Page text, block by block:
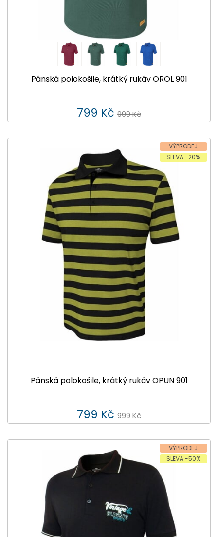
Pánská polokošile, krátký rukáv OROL 901
799 Kč 999 Kč
VÝPRODEJ
SLEVA -20%
Pánská polokošile, krátký rukáv OPUN 901
799 Kč 999 Kč
VÝPRODEJ
SLEVA -50%